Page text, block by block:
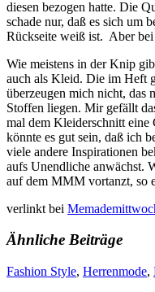
diesen bezogen hatte. Die
schade nur, daß es sich um
Rückseite weiß ist. Aber bei
Wie meistens in der Knip
auch als Kleid. Die im Heft
überzeugen mich nicht, das
Stoffen liegen. Mir gefällt
mal dem Kleiderschnitt eine
könnte es gut sein, daß ich
viele andere Inspirationen
aufs Unendliche anwächst.
auf dem MMM vortanzt, so
verlinkt bei
Ähnliche Beiträge
Fashion Style, Herrenmode,